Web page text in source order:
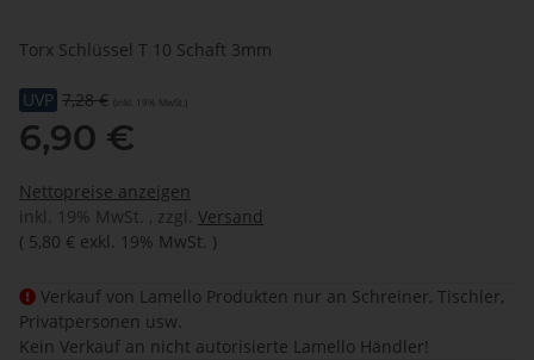
Torx Schlüssel T 10 Schaft 3mm
UVP 7,28 € (inkl. 19% MwSt.)
6,90 €
Nettopreise anzeigen
inkl. 19% MwSt. , zzgl. Versand
( 5,80 € exkl. 19% MwSt. )
Verkauf von Lamello Produkten nur an Schreiner, Tischler,
Privatpersonen usw.
Kein Verkauf an nicht autorisierte Lamello Händler!